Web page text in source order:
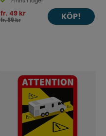
fr. 49 kr
fr. 89 kr KÖP!